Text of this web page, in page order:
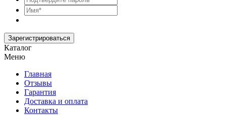
Зарегистрироваться
Каталог
Меню
Главная
Отзывы
Гарантия
Доставка и оплата
Контакты